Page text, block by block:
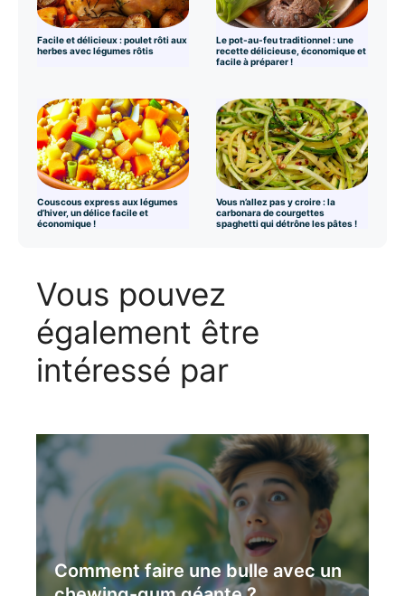
Facile et délicieux : poulet rôti aux
herbes avec légumes rôtis
Le pot-au-feu traditionnel : une
recette délicieuse, économique et
facile à préparer !
Couscous express aux légumes
d’hiver, un délice facile et
économique !
Vous n’allez pas y croire : la
carbonara de courgettes
spaghetti qui détrône les pâtes !
Vous pouvez
également être
intéressé par
Comment faire une bulle avec un